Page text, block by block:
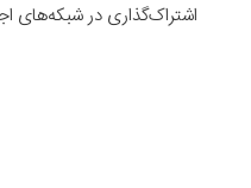
اشتراک‌گذاری در شبکه‌های